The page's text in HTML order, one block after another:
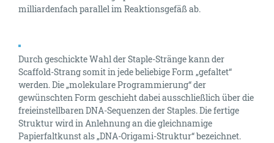
milliardenfach parallel im Reaktionsgefäß ab.
Durch geschickte Wahl der Staple-Stränge kann der
Scaffold-Strang somit in jede beliebige Form „gefaltet“
werden. Die „molekulare Programmierung“ der
gewünschten Form geschieht dabei ausschließlich über die
freieinstellbaren DNA-Sequenzen der Staples. Die fertige
Struktur wird in Anlehnung an die gleichnamige
Papierfaltkunst als „DNA-Origami-Struktur“ bezeichnet.